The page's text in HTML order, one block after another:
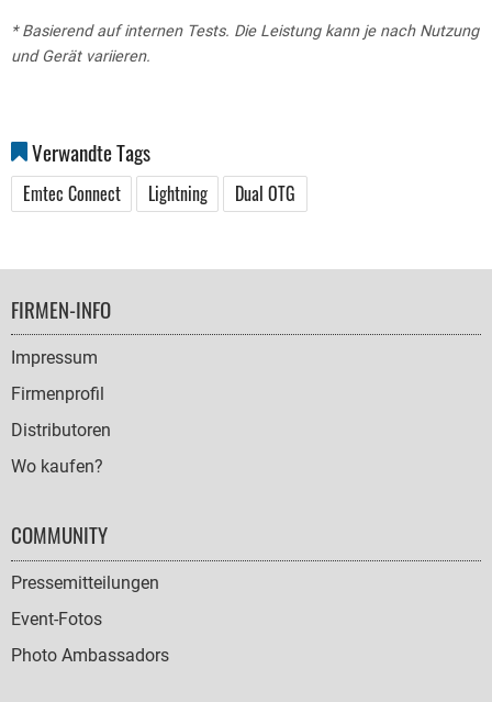
* Basierend auf internen Tests. Die Leistung kann je nach Nutzung
und Gerät variieren.
Verwandte Tags
Emtec Connect Lightning Dual OTG
FOOTER
NAVIGATION
FIRMEN-INFO
Impressum
Firmenprofil
Distributoren
Wo kaufen?
COMMUNITY
Pressemitteilungen
Event-Fotos
Photo Ambassadors